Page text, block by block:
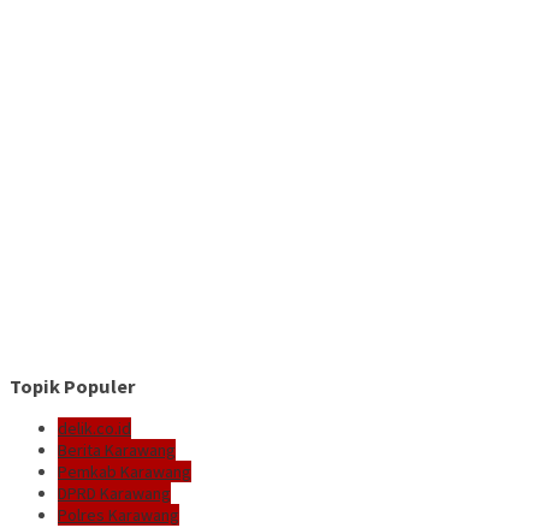
Topik Populer
delik.co.id
Berita Karawang
Pemkab Karawang
DPRD Karawang
Polres Karawang